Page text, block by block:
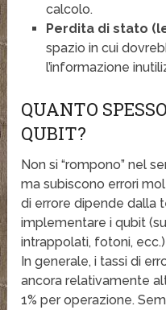
calcolo.
Perdita di stato
spazio in cui
l’informazione
QUANTO
QUBIT?
Non si “rompono” nel
ma subiscono errori
di errore dipende dalla
implementare i qubit
intrappolati, fotoni,
In generale, i tassi di
ancora relativamente
1% per operazione.